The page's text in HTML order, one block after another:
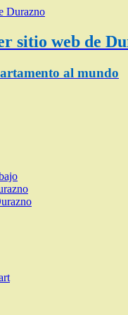
sitio web de
al mundo